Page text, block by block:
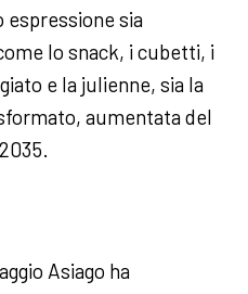
espressione sia
lo snack, i cubetti, i
e la julienne, sia la
aumentata del
Asiago ha